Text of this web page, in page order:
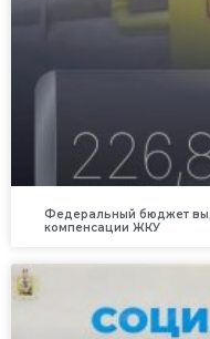
Федеральный бюджет
компенсации ЖКУ